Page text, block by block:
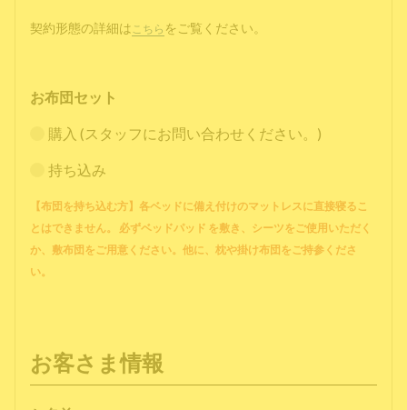
契約形態の詳細は こちら をご覧ください。
お布団セット
購入 (スタッフにお問い合わせください。)
持ち込み
【布団を持ち込む方】各ベッドに備え付けのマットレスに直接寝るこ
とはできません。 必ずベッドパッド を敷き、シーツをご使用いただく
か、敷布団をご用意ください。他に、枕や掛け布団をご持参くださ
い。
お客さま情報